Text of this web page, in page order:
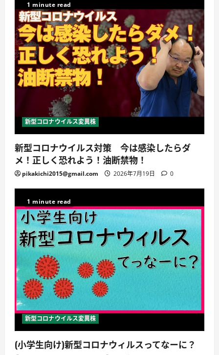
1 minute read
新型コロナウイルス変異株
新型コロナウイルス対策 今は感染したらダ
メ！正しく恐れよう！油断禁物！
pikakichi2015@gmail.com 2026年7月19日 0
1 minute read
新型コロナウイルス変異株
(小学生向け)新型コロナウィルスってなーに？